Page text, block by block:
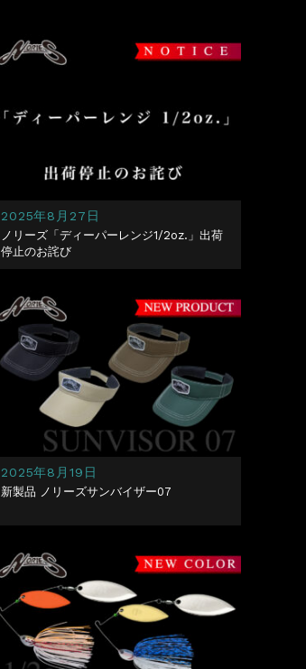
2025年8月27日
ノリーズ「ディーパーレンジ1/2oz.」出荷
停止のお詫び
2025年8月19日
新製品 ノリーズサンバイザー07